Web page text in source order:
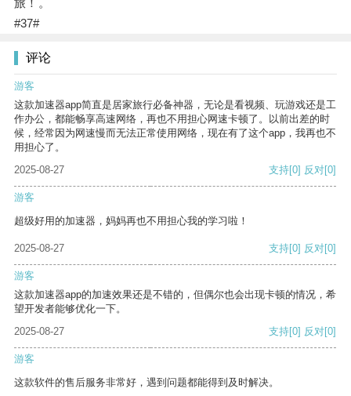
旅！。
#37#
评论
游客
这款加速器app简直是居家旅行必备神器，无论是看视频、玩游戏还是工
作办公，都能畅享高速网络，再也不用担心网速卡顿了。以前出差的时
候，经常因为网速慢而无法正常使用网络，现在有了这个app，我再也不
用担心了。
2025-08-27
支持[0] 反对[0]
游客
超级好用的加速器，妈妈再也不用担心我的学习啦！
2025-08-27 支持[0] 反对[0]
游客
这款加速器app的加速效果还是不错的，但偶尔也会出现卡顿的情况，希
望开发者能够优化一下。
2025-08-27
支持[0] 反对[0]
游客
这款软件的售后服务非常好，遇到问题都能得到及时解决。